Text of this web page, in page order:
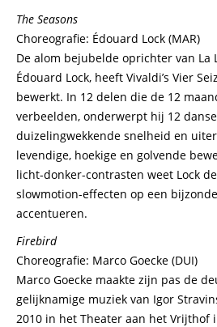
The Seasons
Choreografie: Édouard Lock (MAR)
De alom bejubelde oprichter van La
Édouard Lock, heeft Vivaldi’s Vier
bewerkt. In 12 delen die de 12
verbeelden, onderwerpt hij 12
duizelingwekkende snelheid en
levendige, hoekige en golvende
licht-donker-contrasten weet Lock
slowmotion-effecten op een
accentueren.
Firebird
Choreografie: Marco Goecke (DUI)
Marco Goecke maakte zijn pas de
gelijknamige muziek van Igor
2010 in het Theater aan het Vrijthof